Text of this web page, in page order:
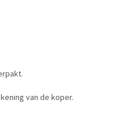
van de koper.